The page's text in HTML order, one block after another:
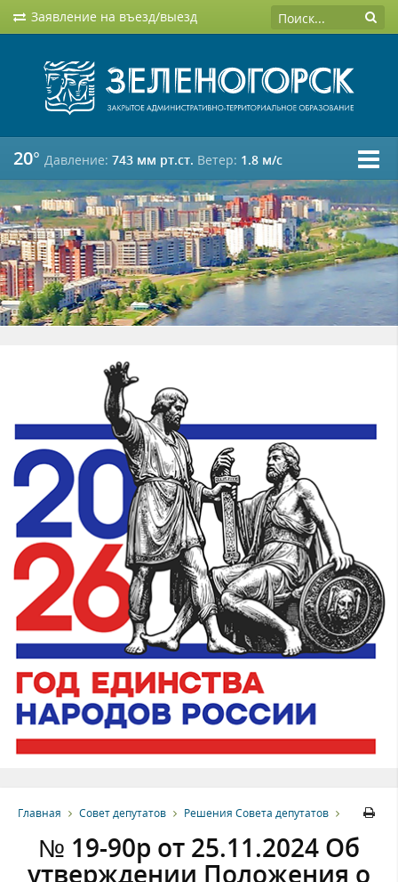
Заявление на въезд/выезд
20° Давление: 743 мм рт.ст. Ветер: 1.8 м/c
Главная Совет депутатов Решения Совета депутатов
№ 19-90р от 25.11.2024 Об
утверждении Положения о